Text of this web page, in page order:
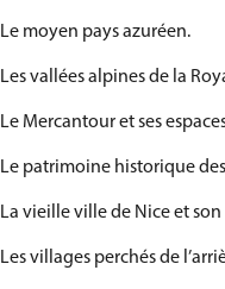
Le moyen pays azuréen.
Les vallées alpines de la
Le Mercantour et ses
Le patrimoine historique
La vieille ville de Nice et
Les villages perchés de